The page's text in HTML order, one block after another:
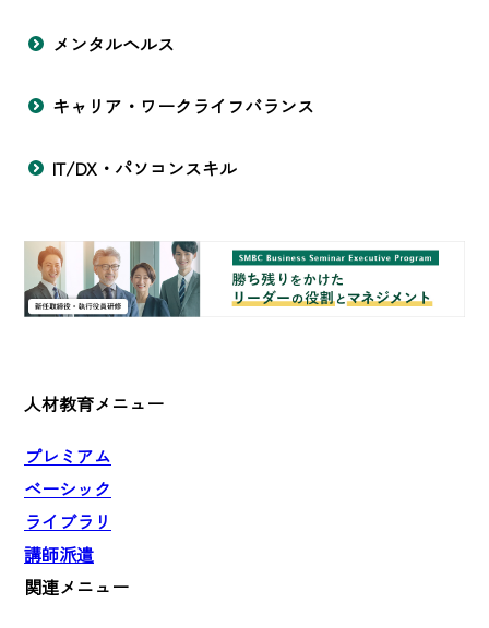
メンタルヘルス
キャリア・ワークライフバランス
IT/DX・パソコンスキル
人材教育メニュー
プレミアム
ベーシック
ライブラリ
講師派遣
関連メニュー